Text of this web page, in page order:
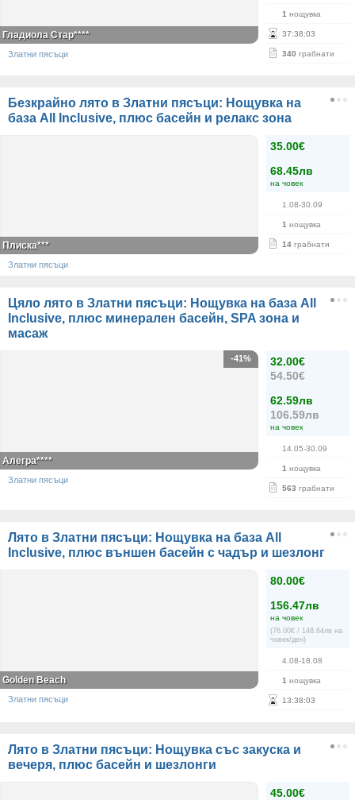
1 нощувка
37:38:03
340 грабнати
Гладиола Стар****
Златни пясъци
Безкрайно лято в Златни пясъци: Нощувка на
база All Inclusive, плюс басейн и релакс зона
35.00€
68.45лв
на човек
1.08-30.09
1 нощувка
14 грабнати
Плиска***
Златни пясъци
Цяло лято в Златни пясъци: Нощувка на база All
Inclusive, плюс минерален басейн, SPA зона и
масаж
32.00€
54.50€
62.59лв
106.59лв
на човек
14.05-30.09
1 нощувка
563 грабнати
-41%
Алегра****
Златни пясъци
Лято в Златни пясъци: Нощувка на база All
Inclusive, плюс външен басейн с чадър и шезлонг
80.00€
156.47лв
на човек
(76.00€ / 148.64лв на
човек/ден)
4.08-18.08
1 нощувка
13:38:03
Golden Beach
Златни пясъци
Лято в Златни пясъци: Нощувка със закуска и
вечеря, плюс басейн и шезлонги
45.00€